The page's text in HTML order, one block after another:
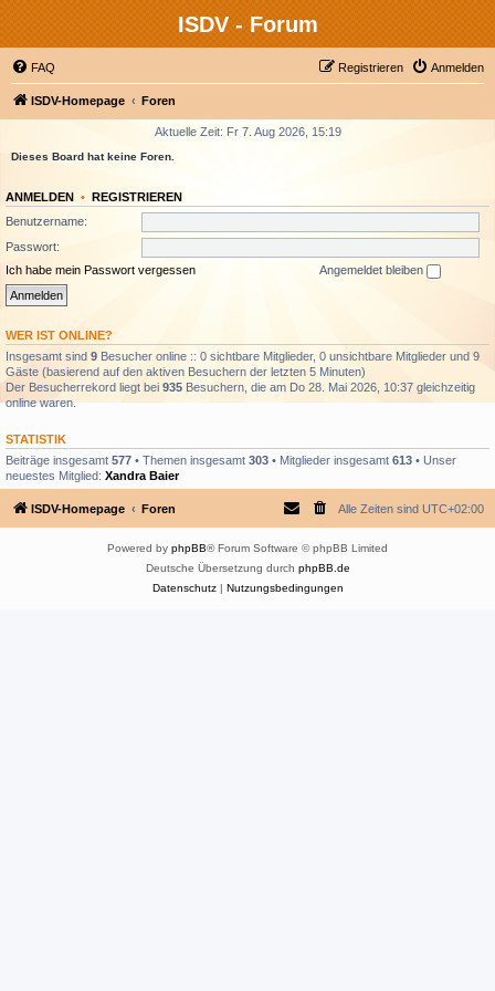
ISDV - Forum
FAQ Anmelden
Registrieren
ISDV-Homepage Foren
Aktuelle Zeit: Fr 7. Aug 2026, 15:19
Dieses Board hat keine Foren.
ANMELDEN • REGISTRIEREN
Benutzername:
Passwort:
Ich habe mein Passwort vergessen
Angemeldet bleiben
WER IST ONLINE?
Insgesamt sind 9 Besucher online :: 0 sichtbare Mitglieder, 0 unsichtbare Mitglieder und 9
Gäste (basierend auf den aktiven Besuchern der letzten 5 Minuten)
Der Besucherrekord liegt bei 935 Besuchern, die am Do 28. Mai 2026, 10:37 gleichzeitig
online waren.
STATISTIK
Beiträge insgesamt 577 • Themen insgesamt 303 • Mitglieder insgesamt 613 • Unser
neuestes Mitglied: Xandra Baier
ISDV-Homepage Foren Alle Zeiten sind UTC+02:00
Powered by phpBB® Forum Software © phpBB Limited
Deutsche Übersetzung durch phpBB.de
Datenschutz| Nutzungsbedingungen